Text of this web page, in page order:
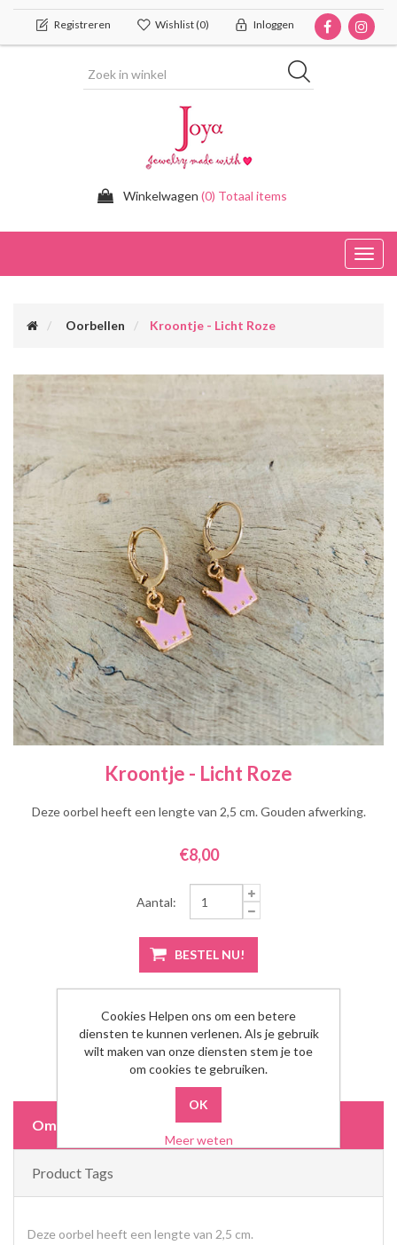
Registreren Wishlist(0) Inloggen
Winkelwagen (0) Totaal items
Oorbellen Kroontje - Licht Roze
Kroontje - Licht Roze
Deze oorbel heeft een lengte van 2,5 cm. Gouden afwerking.
€8,00
Aantal:
Omschrijving
Product Tags
Deze oorbel heeft een lengte van 2,5 cm.
Cookies Helpen ons om een betere
diensten te kunnen verlenen. Als je gebruik
wilt maken van onze diensten stem je toe
om cookies te gebruiken.
Meer weten